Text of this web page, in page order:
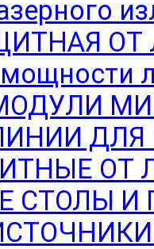
ОТ
ОТ
СТОЛЫ И